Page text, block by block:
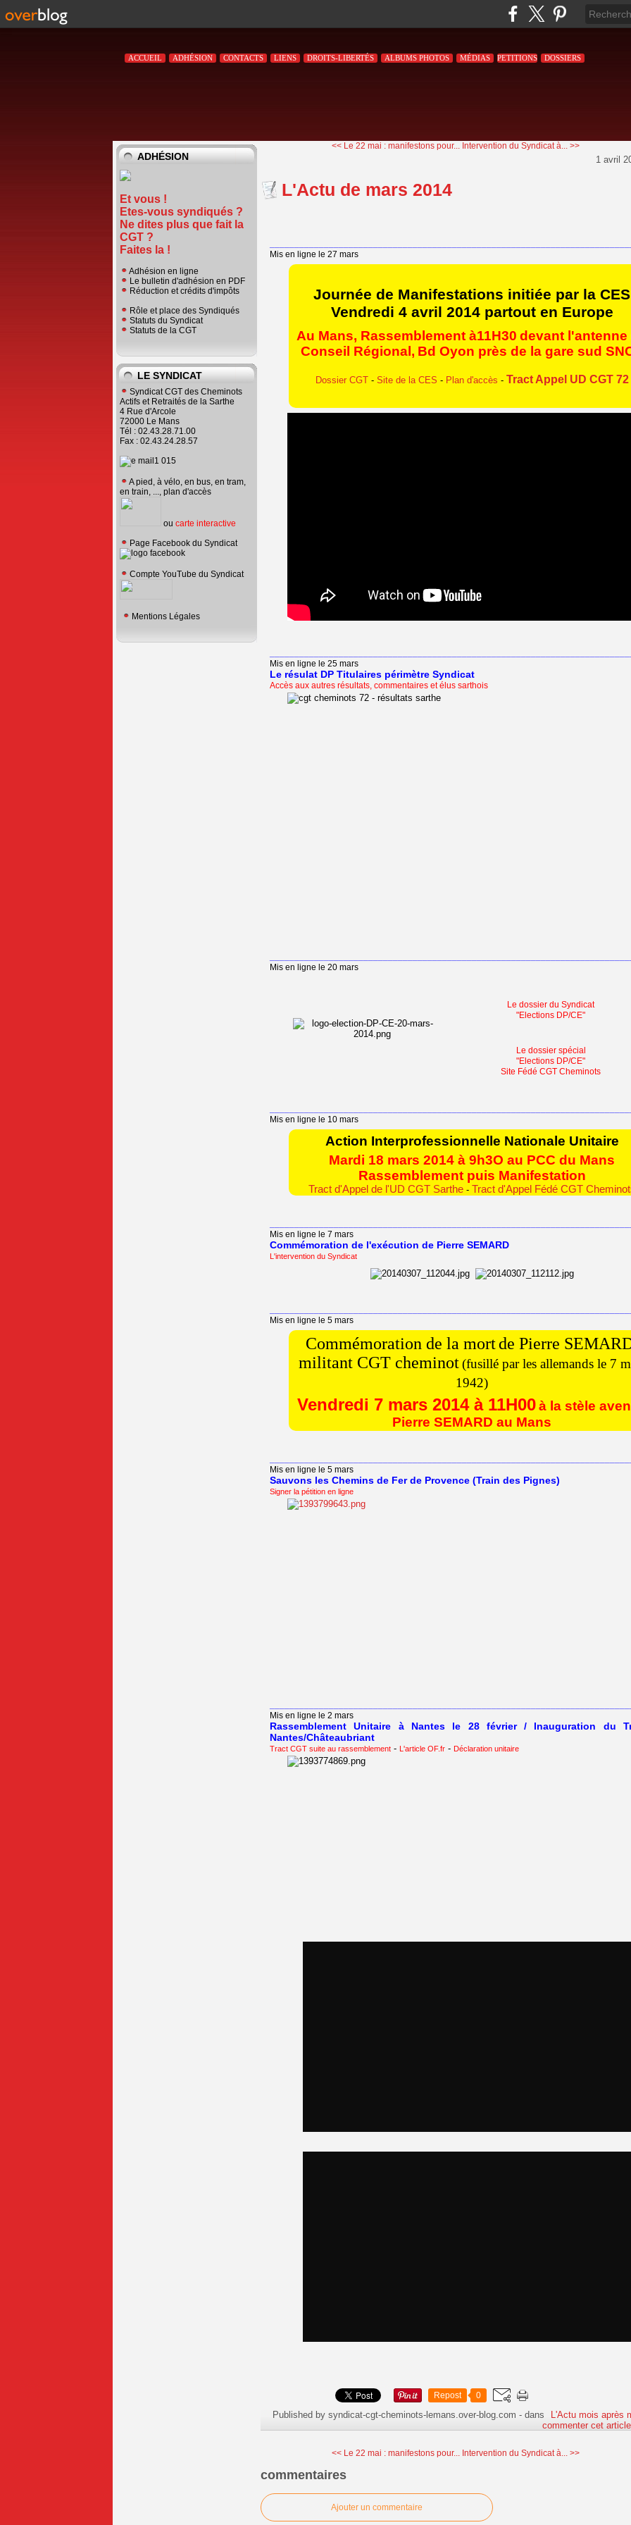
ACCUEIL ADHÉSION CONTACTS LIENS DROITS-LIBERTÉS ALBUMS PHOTOS MÉDIAS PETITIONS DOSSIERS
ADHÉSION
Et vous !
Etes-vous syndiqués ?
Ne dites plus que fait la
CGT ?
Faites la !
Adhésion en ligne
Le bulletin d'adhésion en PDF
Réduction et crédits d'impôts
Rôle et place des Syndiqués
Statuts du Syndicat
Statuts de la CGT
LE SYNDICAT
Syndicat CGT des Cheminots
Actifs et Retraités de la Sarthe
4 Rue d'Arcole
72000 Le Mans
Tél : 02.43.28.71.00
Fax : 02.43.24.28.57
A pied, à vélo, en bus, en tram,
en train, ..., plan d'accès
ou carte interactive
Page Facebook du Syndicat
Compte YouTube du Syndicat
Mentions Légales
<< Le 22 mai : manifestons pour... Intervention du Syndicat à... >>
1 avril
L'Actu de mars 2014
Mis en ligne le 27 mars
Journée de Manifestations initiée par la CES
Vendredi 4 avril 2014 partout en Europe
Au Mans, Rassemblement à11H30 devant l'antenne
Conseil Régional, Bd Oyon près de la gare sud
Dossier CGT- Site de la CES - Plan d'accès - Tract Appel UD CGT 72
Mis en ligne le 25 mars
Le résulat DP Titulaires périmètre Syndicat
Accès aux autres résultats, commentaires et élus sarthois
Mis en ligne le 20 mars
Le dossier du Syndicat
"Elections DP/CE"
Le dossier spécial
"Elections DP/CE"
Site Fédé CGT Cheminots
Mis en ligne le 10 mars
Action Interprofessionnelle Nationale Unitaire
Mardi 18 mars 2014 à 9h3O au PCC du Mans
Rassemblement puis Manifestation
Tract d'Appel de l'UD CGT Sarthe- Tract d'Appel Fédé CGT
Mis en ligne le 7 mars
Commémoration de l'exécution de Pierre SEMARD
L'intervention du Syndicat
Mis en ligne le 5 mars
Commémoration de la mortde Pierre
militant CGT cheminot (fusillé par les allemands le 7
1942)
Vendredi 7 mars 2014 à 11H00 à la stèle
Pierre SEMARD au Mans
Mis en ligne le 5 mars
Sauvons les Chemins de Fer de Provence (Train des Pignes)
Signer la pétition en ligne
Mis en ligne le 2 mars
Rassemblement Unitaire à Nantes le 28 février / Inauguration du
Nantes/Châteaubriant
Tract CGT suite au rassemblement - L'article OF.fr - Déclaration unitaire
Repost 0
Published by syndicat-cgt-cheminots-lemans.over-blog.com - dans
L'Actu mois après
commenter cet article
<< Le 22 mai : manifestons pour... Intervention du Syndicat à... >>
commentaires
Ajouter un commentaire